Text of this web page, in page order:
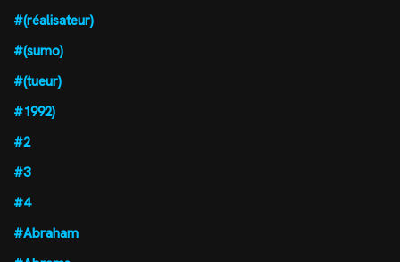
#(réalisateur)
#(sumo)
#(tueur)
#1992)
#2
#3
#4
#Abraham